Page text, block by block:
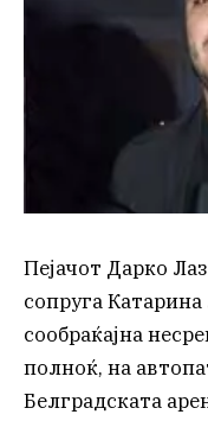
Пејачот Дарко
сопруга
сообраќајна
полноќ, на
Белградската